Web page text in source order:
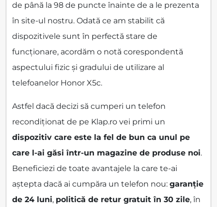
de până la 98 de puncte înainte de a le prezenta
în site-ul nostru. Odată ce am stabilit că
dispozitivele sunt în perfectă stare de
funcționare, acordăm o notă corespondentă
aspectului fizic și gradului de utilizare al
telefoanelor Honor X5c.
Astfel dacă decizi să cumperi un telefon
recondiționat de pe Klap.ro vei primi un
dispozitiv care este la fel de bun ca unul pe
care l-ai găsi într-un magazine de produse noi.
Beneficiezi de toate avantajele la care te-ai
aștepta dacă ai cumpăra un telefon nou: garanție
de 24 luni, politică de retur gratuit în 30 zile, în